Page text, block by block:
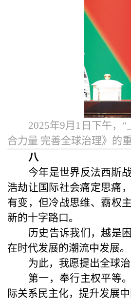
2025年9月1日下午，
合力量 完善全球治理》的
八
今年是世界反法西斯
浩劫让国际社会痛定思痛
有变，但冷战思维、霸权
新的十字路口。
历史告诉我们，越是
在时代发展的潮流中发展。
为此，我愿提出全球
第一，奉行主权平等
际关系民主化，提升发展